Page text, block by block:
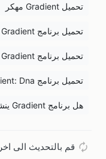
تحميل Gradient مهكر
تحميل برنامج Gradient للاندرويد مهكر
تحميل برنامج Gradient مهكر
تحميل برنامج Gradient: Dna
هل برنامج Gradient ينشر الصور
قم بالتحديث الى